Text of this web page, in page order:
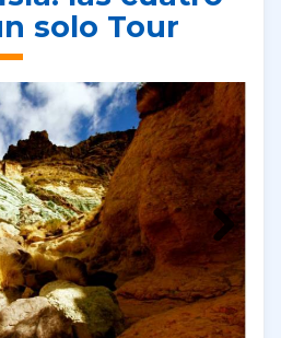
solo Tour
Next